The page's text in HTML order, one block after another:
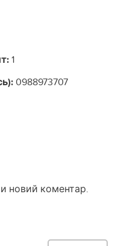
1
0988973707
новий коментар.